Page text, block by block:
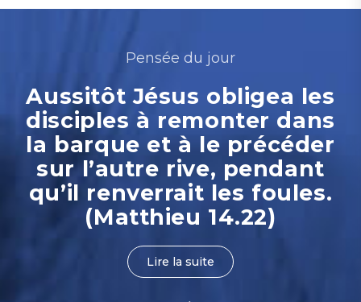
Pensée du jour
Aussitôt Jésus obligea les
disciples à remonter dans
la barque et à le précéder
sur l’autre rive, pendant
qu’il renverrait les foules.
(Matthieu 14.22)
Lire la suite